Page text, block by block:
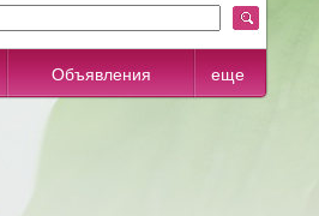
Объявления еще